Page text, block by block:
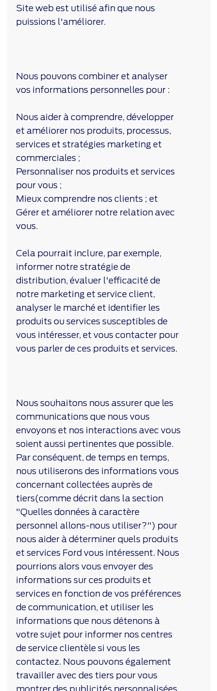
Site web est utilisé afin que nous
puissions l'améliorer.
Nous pouvons combiner et analyser
vos informations personnelles pour :
Nous aider à comprendre, développer
et améliorer nos produits, processus,
services et stratégies marketing et
commerciales ;
Personnaliser nos produits et services
pour vous ;
Mieux comprendre nos clients ; et
Gérer et améliorer notre relation avec
vous.
Cela pourrait inclure, par exemple,
informer notre stratégie de
distribution, évaluer l'efficacité de
notre marketing et service client,
analyser le marché et identifier les
produits ou services susceptibles de
vous intéresser, et vous contacter pour
vous parler de ces produits et services.
Nous souhaitons nous assurer que les
communications que nous vous
envoyons et nos interactions avec vous
soient aussi pertinentes que possible.
Par conséquent, de temps en temps,
nous utiliserons des informations vous
concernant collectées auprès de
tiers(comme décrit dans la section
"Quelles données à caractère
personnel allons-nous utiliser?") pour
nous aider à déterminer quels produits
et services Ford vous intéressent. Nous
pourrions alors vous envoyer des
informations sur ces produits et
services en fonction de vos préférences
de communication, et utiliser les
informations que nous détenons à
votre sujet pour informer nos centres
de service clientèle si vous les
contactez. Nous pouvons également
travailler avec des tiers pour vous
montrer des publicités personnalisées